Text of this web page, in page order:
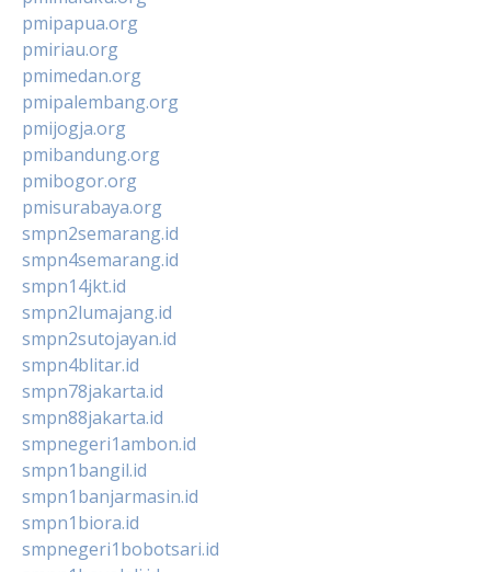
pmipapua.org
pmiriau.org
pmimedan.org
pmipalembang.org
pmijogja.org
pmibandung.org
pmibogor.org
pmisurabaya.org
smpn2semarang.id
smpn4semarang.id
smpn14jkt.id
smpn2lumajang.id
smpn2sutojayan.id
smpn4blitar.id
smpn78jakarta.id
smpn88jakarta.id
smpnegeri1ambon.id
smpn1bangil.id
smpn1banjarmasin.id
smpn1biora.id
smpnegeri1bobotsari.id